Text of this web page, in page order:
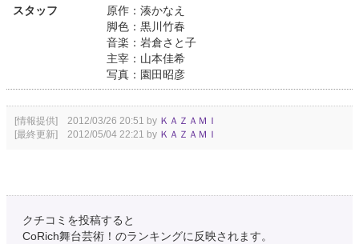
スタッフ
原作：湊かなえ
脚色：黒川竹春
音楽：岩倉さと子
主宰：山本佳希
写真：園田昭彦
[情報提供] 2012/03/26 20:51 by ＫＡＺＡＭＩ
[最終更新] 2012/05/04 22:21 by ＫＡＺＡＭＩ
クチコミを投稿すると
CoRich舞台芸術！のランキングに反映されます。